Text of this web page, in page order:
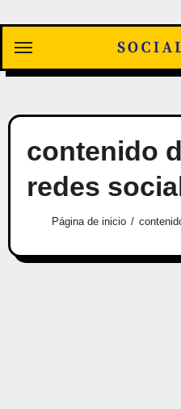
contenido
contenido
redes
Página de inicio